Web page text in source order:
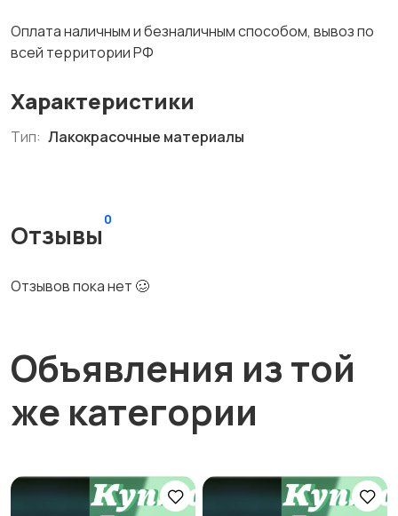
Оплата наличным и безналичным способом, вывоз по
всей территории РФ
Характеристики
Тип: Лакокрасочные материалы
Отзывы
0
Отзывов пока нет 🥴
Объявления из той
же категории